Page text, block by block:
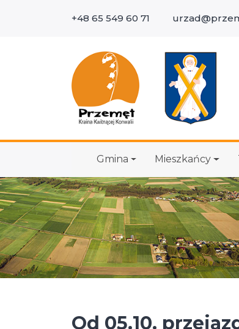
+48 65 549 60 71
Gmina Mieszkańcy
Od 05.10.